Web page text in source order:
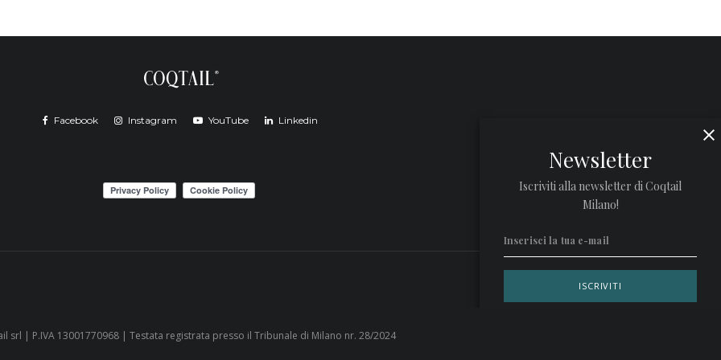
Facebook Instagram YouTube Linkedin
Newsletter
Iscriviti alla newsletter di Coqtail
Milano!
srl | P.IVA 13001770968 | Testata registrata presso il Tribunale di Milano nr. 28/2024